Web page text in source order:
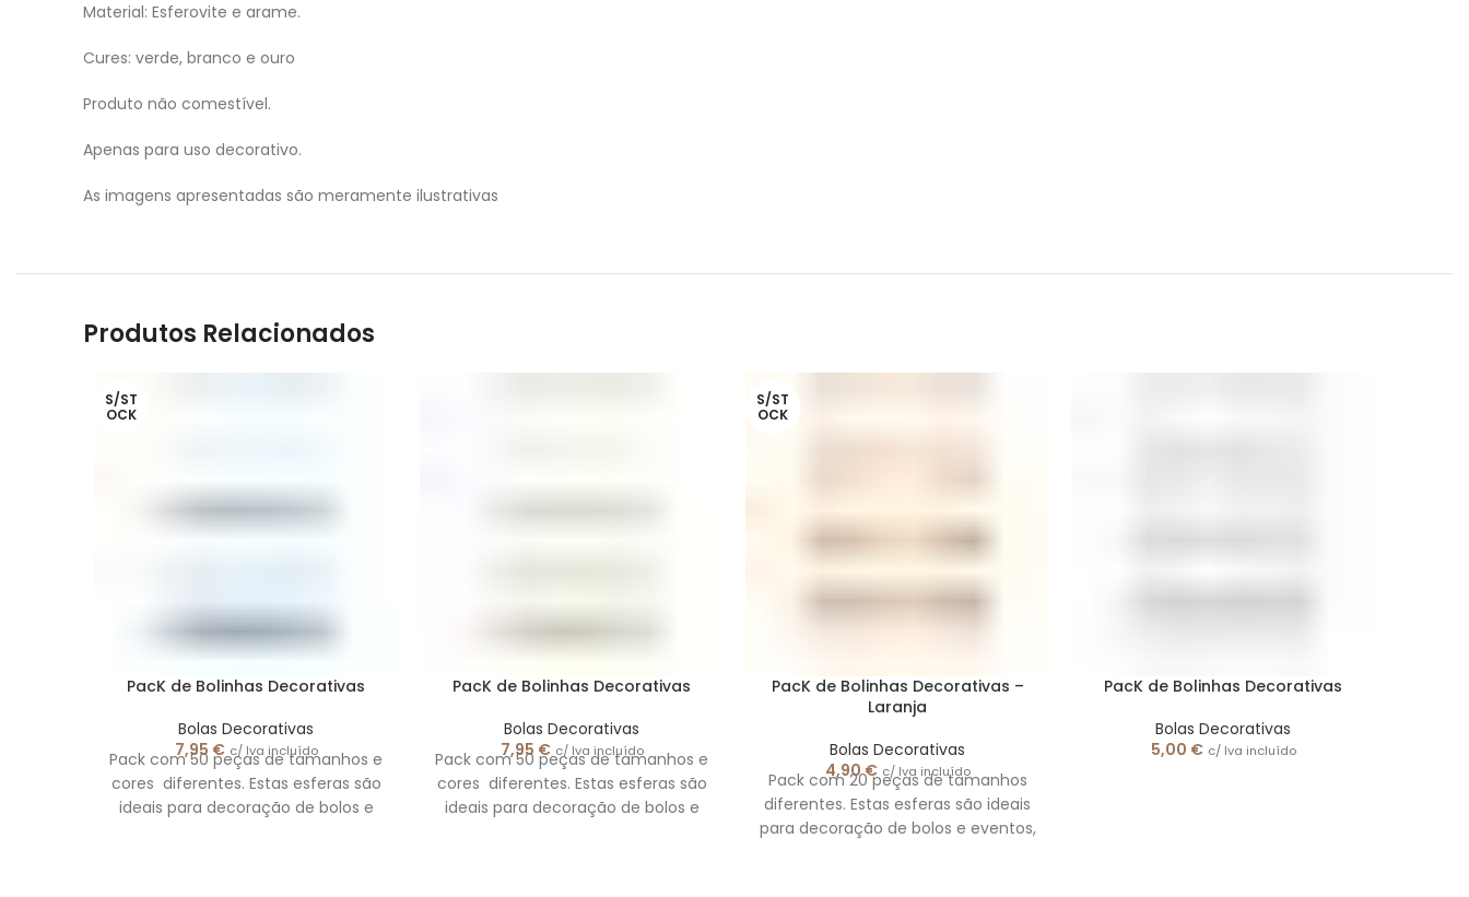
Material: Esferovite e arame.
Cures: verde, branco e ouro
Produto não comestível.
Apenas para uso decorativo.
As imagens apresentadas são meramente ilustrativas
Produtos Relacionados
S/ST
OCK
PacK de Bolinhas Decorativas
Bolas Decorativas
7,95 € c/ Iva incluído
Pack com 50 peças de tamanhos e
cores diferentes. Estas esferas são
ideais para decoração de bolos e
PacK de Bolinhas Decorativas
Bolas Decorativas
7,95 € c/ Iva incluído
Pack com 50 peças de tamanhos e
cores diferentes. Estas esferas são
ideais para decoração de bolos e
S/ST
OCK
PacK de Bolinhas Decorativas –
Laranja
Bolas Decorativas
4,90€ c/ Iva incluído
Pack com 20 peças de tamanhos
diferentes. Estas esferas são ideais
para decoração de bolos e eventos,
PacK de Bolinhas Decorativas
Bolas Decorativas
5,00 € c/ Iva incluído